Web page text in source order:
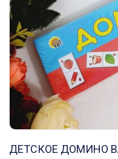
ДЕТСКОЕ ДОМИНО